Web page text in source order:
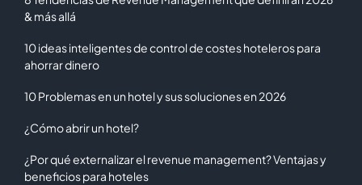
& más allá
10 ideas inteligentes de control de costes hoteleros para
ahorrar dinero
10 Problemas en un hotel y sus soluciones en 2026
¿Cómo abrir un hotel?
¿Por qué externalizar el revenue management? Ventajas y
beneficios para hoteles